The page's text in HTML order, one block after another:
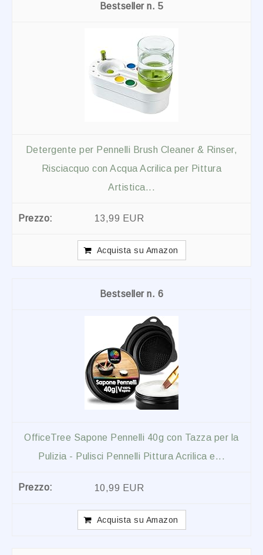
5
Detergente per Pennelli Brush Cleaner & Rinser,
Risciacquo con Acqua Acrilica per Pittura
Artistica...
13,99 EUR
Acquista su Amazon
6
OfficeTree Sapone Pennelli 40g con Tazza per la
Pulizia - Pulisci Pennelli Pittura Acrilica e...
10,99 EUR
Acquista su Amazon